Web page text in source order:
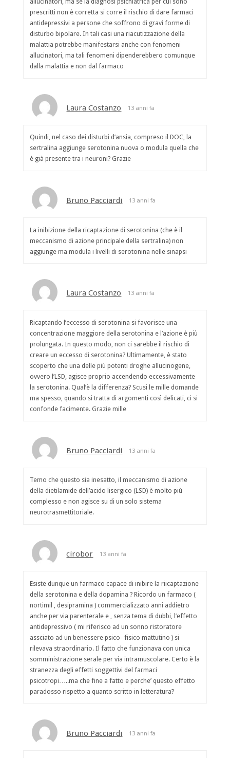
prescritti non è corretta si corre il rischio di dare farmaci
antidepressivi a persone che soffrono di gravi forme di
disturbo bipolare. In tali casi una riacutizzazione della
malattia potrebbe manifestarsi anche con fenomeni
allucinatori, ma tali fenomeni dipenderebbero comunque
dalla malattia e non dal farmaco
Laura Costanzo 13 anni fa
Quindi, nel caso dei disturbi d’ansia, compreso il DOC, la
sertralina aggiunge serotonina nuova o modula quella che
è già presente tra i neuroni? Grazie
Bruno Pacciardi 13 anni fa
La inibizione della ricaptazione di serotonina (che è il
meccanismo di azione principale della sertralina) non
aggiunge ma modula i livelli di serotonina nelle sinapsi
Laura Costanzo 13 anni fa
Ricaptando l’eccesso di serotonina si favorisce una
concentrazione maggiore della serotonina e l’azione è più
prolungata. In questo modo, non ci sarebbe il rischio di
creare un eccesso di serotonina? Ultimamente, è stato
scoperto che una delle più potenti droghe allucinogene,
ovvero l’LSD, agisce proprio accendendo eccessivamente
la serotonina. Qual’è la differenza? Scusi le mille domande
ma spesso, quando si tratta di argomenti così delicati, ci si
confonde facimente. Grazie mille
Bruno Pacciardi 13 anni fa
Temo che questo sia inesatto, il meccanismo di azione
della dietilamide dell’acido lisergico (LSD) è molto più
complesso e non agisce su di un solo sistema
neurotrasmettitoriale.
cirobor 13 anni fa
Esiste dunque un farmaco capace di inibire la riicaptazione
della serotonina e della dopamina ? Ricordo un farmaco (
nortimil , desipramina ) commercializzato anni addietro
anche per via parenterale e , senza tema di dubbi, l’effetto
antidepressivo ( mi riferisco ad un sonno ristoratore
assciato ad un benessere psico- fisico mattutino ) si
rilevava straordinario. Il fatto che funzionava con unica
somministrazione serale per via intramuscolare. Certo è la
stranezza degli effetti soggettivi del farmaci
psicotropi…..ma che fine a fatto e perche’ questo effetto
paradosso rispetto a quanto scritto in letteratura?
Bruno Pacciardi 13 anni fa